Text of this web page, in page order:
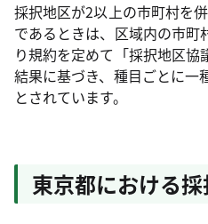
採択地区が2以上の市町村を
であるときは、区域内の市町
り規約を定めて「採択地区
結果に基づき、種目ごとに一
とされています。
東京都における